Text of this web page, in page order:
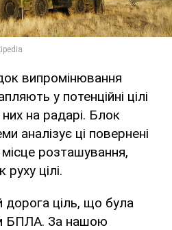
випромінювання
у потенційні цілі
на радарі. Блок
аналізує ці повернені
розташування,
цілі.
ціль, що була
БПЛА. За нашою